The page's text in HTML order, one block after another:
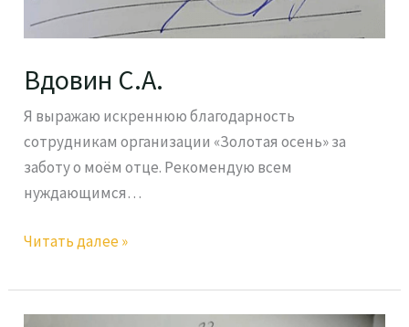
Вдовин С.А.
Я выражаю искреннюю благодарность
сотрудникам организации «Золотая осень» за
заботу о моём отце. Рекомендую всем
нуждающимся…
Читать далее »